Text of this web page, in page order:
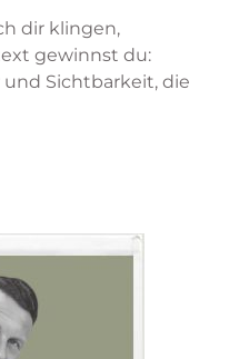
dir klingen,
gewinnst du:
Sichtbarkeit, die